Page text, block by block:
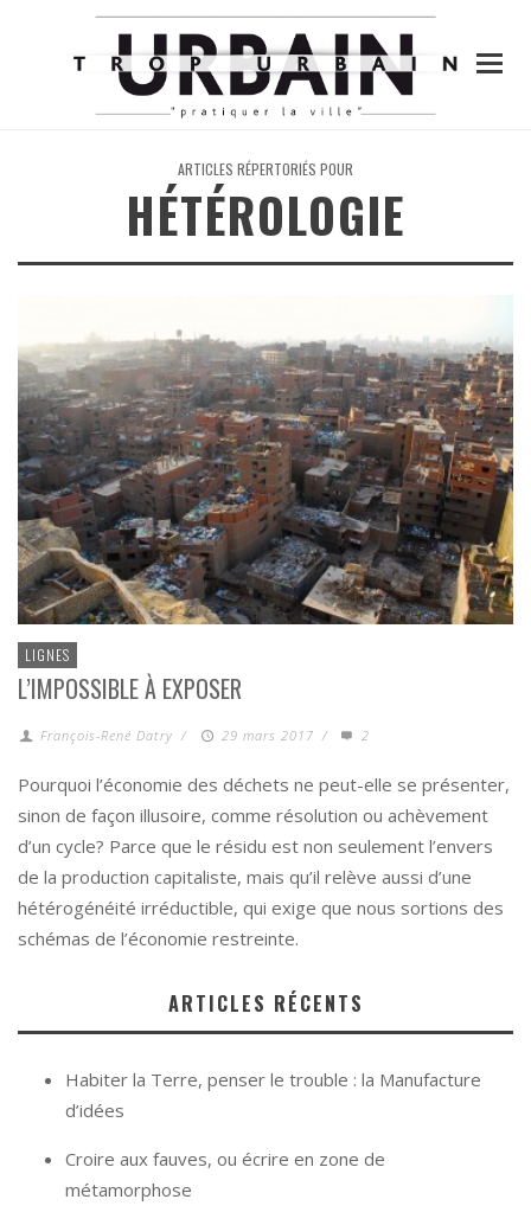
ARTICLES RÉPERTORIÉS POUR
HÉTÉROLOGIE
LIGNES
L’IMPOSSIBLE À EXPOSER
François-René Datry / 29 mars 2017 / 2
Pourquoi l’économie des déchets ne peut-elle se présenter,
sinon de façon illusoire, comme résolution ou achèvement
d’un cycle? Parce que le résidu est non seulement l’envers
de la production capitaliste, mais qu’il relève aussi d’une
hétérogénéité irréductible, qui exige que nous sortions des
schémas de l’économie restreinte.
ARTICLES RÉCENTS
Habiter la Terre, penser le trouble : la Manufacture
d’idées
Croire aux fauves, ou écrire en zone de
métamorphose